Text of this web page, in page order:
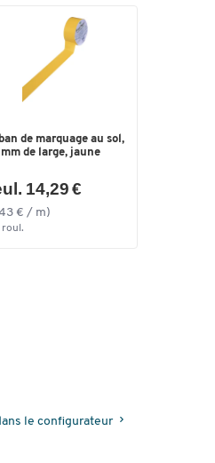
de marquage au sol,
de large, jaune
14,29 €
€ / m)
roul.
le configurateur